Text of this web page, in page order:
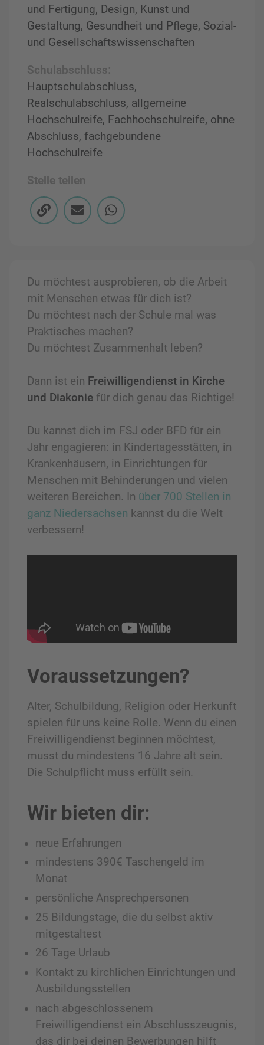
und Fertigung, Design, Kunst und
Gestaltung, Gesundheit und Pflege, Sozial-
und Gesellschaftswissenschaften
Schulabschluss:
Hauptschulabschluss,
Realschulabschluss, allgemeine
Hochschulreife, Fachhochschulreife, ohne
Abschluss, fachgebundene
Hochschulreife
Stelle teilen
Du möchtest ausprobieren, ob die Arbeit
mit Menschen etwas für dich ist?
Du möchtest nach der Schule mal was
Praktisches machen?
Du möchtest Zusammenhalt leben?
Dann ist ein Freiwilligendienst in Kirche
und Diakonie für dich genau das Richtige!
Du kannst dich im FSJ oder BFD für ein
Jahr engagieren: in Kindertagesstätten, in
Krankenhäusern, in Einrichtungen für
Menschen mit Behinderungen und vielen
weiteren Bereichen. In über 700 Stellen in
ganz Niedersachsen kannst du die Welt
verbessern!
Voraussetzungen?
Alter, Schulbildung, Religion oder Herkunft
spielen für uns keine Rolle. Wenn du einen
Freiwilligendienst beginnen möchtest,
musst du mindestens 16 Jahre alt sein.
Die Schulpflicht muss erfüllt sein.
Wir bieten dir:
neue Erfahrungen
mindestens 390€ Taschengeld im
Monat
persönliche Ansprechpersonen
25 Bildungstage, die du selbst aktiv
mitgestaltest
26 Tage Urlaub
Kontakt zu kirchlichen Einrichtungen und
Ausbildungsstellen
nach abgeschlossenem
Freiwilligendienst ein Abschlusszeugnis,
das dir bei deinen Bewerbungen hilft